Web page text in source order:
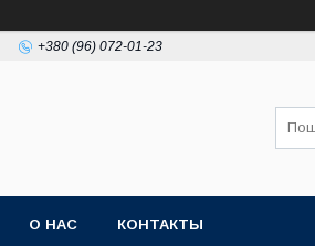
+380 (96) 072-01-23
О НАС КОНТАКТЫ